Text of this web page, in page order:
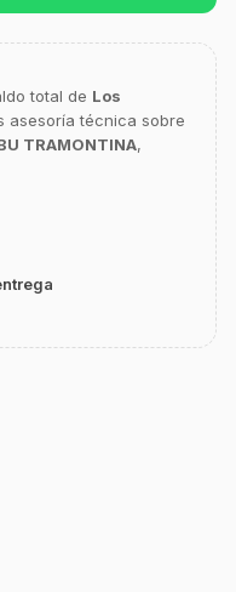
total de Los
asesoría técnica sobre
TRAMONTINA,